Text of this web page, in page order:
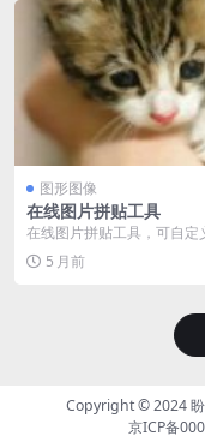
图形图像
在线图片拼贴工具
在线图片拼贴工具，可自定
数、间距、背景样式（支持
图案），并应用多种九...
5 月前
Copyright © 2024
京ICP备